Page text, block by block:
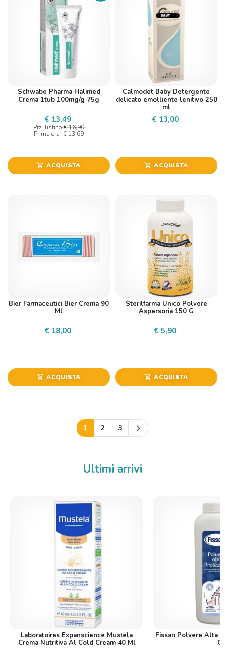
Schwabe Pharma Halimed
Crema 1tub 100mg/g 75g
€ 13,49
Prz. listino € 16,90
Prima era € 13,69
shopping_cart ACQUISTA
Calmodet Baby Detergente
delicato emolliente lenitivo 250
ml
€ 13,00
shopping_cart ACQUISTA
Bier Farmaceutici Bier Crema 90
Ml
€ 18,00
shopping_cart ACQUISTA
Sterilfarma Unico Polvere
Aspersoria 150 G
€ 5,90
shopping_cart ACQUISTA
1 2 3 arrow_forward_ios Successivo
Ultimi arrivi
Laboratoires Expanscience Mustela
Crema Nutritiva Al Cold Cream 40 Ml
Fissan Polvere Alta
G